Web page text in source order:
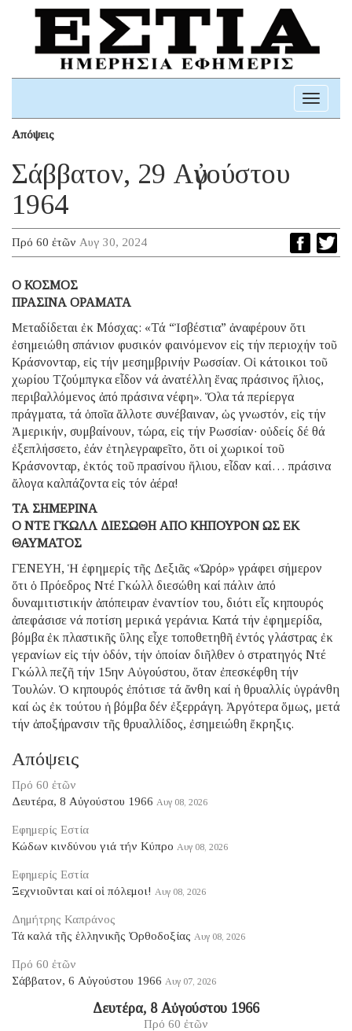
Toggle
Απόψεις
Σάββατον, 29 Αὐγούστου
1964
Πρό 60 ἐτῶν Αυγ 30, 2024
Ο ΚΟΣΜΟΣ
ΠΡΑΣΙΝΑ ΟΡΑΜΑΤΑ
Μεταδίδεται ἐκ Μόσχας: «Τά “Ἰσβέστια” ἀναφέρουν ὅτι
ἐσημειώθη σπάνιον φυσικόν φαινόμενον εἰς τήν περιοχήν τοῦ
Κράσνονταρ, εἰς τήν μεσημβρινήν Ρωσσίαν. Οἱ κάτοικοι τοῦ
χωρίου Τζούμπγκα εἶδον νά ἀνατέλλη ἕνας πράσινος ἥλιος,
περιβαλλόμενος ἀπό πράσινα νέφη». Ὅλα τά περίεργα
πράγματα, τά ὁποῖα ἄλλοτε συνέβαιναν, ὡς γνωστόν, εἰς τήν
Ἀμερικήν, συμβαίνουν, τώρα, εἰς τήν Ρωσσίαν∙ οὐδείς δέ θά
ἐξεπλήσσετο, ἐάν ἐτηλεγραφεῖτο, ὅτι οἱ χωρικοί τοῦ
Κράσνονταρ, ἐκτός τοῦ πρασίνου ἥλιου, εἶδαν καί… πράσινα
ἄλογα καλπάζοντα εἰς τόν ἀέρα!
ΤΑ ΣΗΜΕΡΙΝΑ
Ο ΝΤΕ ΓΚΩΛΛ ΔΙΕΣΩΘΗ ΑΠΟ ΚΗΠΟΥΡΟΝ ΩΣ ΕΚ
ΘΑΥΜΑΤΟΣ
ΓΕΝΕΥΗ, Ἡ ἐφημερίς τῆς Δεξιᾶς «Ὠρόρ» γράφει σήμερον
ὅτι ὁ Πρόεδρος Ντέ Γκώλλ διεσώθη καί πάλιν ἀπό
δυναμιτιστικήν ἀπόπειραν ἐναντίον του, διότι εἷς κηπουρός
ἀπεφάσισε νά ποτίση μερικά γεράνια. Κατά τήν ἐφημερίδα,
βόμβα ἐκ πλαστικῆς ὕλης εἶχε τοποθετηθῆ ἐντός γλάστρας ἐκ
γερανίων εἰς τήν ὁδόν, τήν ὁποίαν διῆλθεν ὁ στρατηγός Ντέ
Γκώλλ πεζῆ τήν 15ην Αὐγούστου, ὅταν ἐπεσκέφθη τήν
Τουλών. Ὁ κηπουρός ἐπότισε τά ἄνθη καί ἡ θρυαλλίς ὑγράνθη
καί ὡς ἐκ τούτου ἡ βόμβα δέν ἐξερράγη. Ἀργότερα ὅμως, μετά
τήν ἀποξήρανσιν τῆς θρυαλλίδος, ἐσημειώθη ἔκρηξις.
Απόψεις
Πρό 60 ἐτῶν
Δευτέρα, 8 Αὐγούστου 1966 Αυγ 08, 2026
Εφημερίς Εστία
Κώδων κινδύνου γιά τήν Κύπρο Αυγ 08, 2026
Εφημερίς Εστία
Ξεχνιοῦνται καί οἱ πόλεμοι! Αυγ 08, 2026
Δημήτρης Καπράνος
Τά καλά τῆς ἑλληνικῆς Ὀρθοδοξίας Αυγ 08, 2026
Πρό 60 ἐτῶν
Σάββατον, 6 Αὐγούστου 1966 Αυγ 07, 2026
Δευτέρα, 8 Αὐγούστου 1966
Πρό 60 ἐτῶν